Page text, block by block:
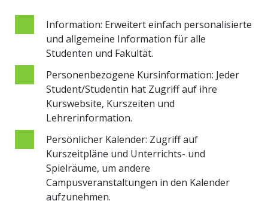
Information: Erweitert einfach personalisierte
und allgemeine Information für alle
Studenten und Fakultät.
Personenbezogene Kursinformation: Jeder
Student/Studentin hat Zugriff auf ihre
Kurswebsite, Kurszeiten und
Lehrerinformation.
Persönlicher Kalender: Zugriff auf
Kurszeitpläne und Unterrichts- und
Spielräume, um andere
Campusveranstaltungen in den Kalender
aufzunehmen.